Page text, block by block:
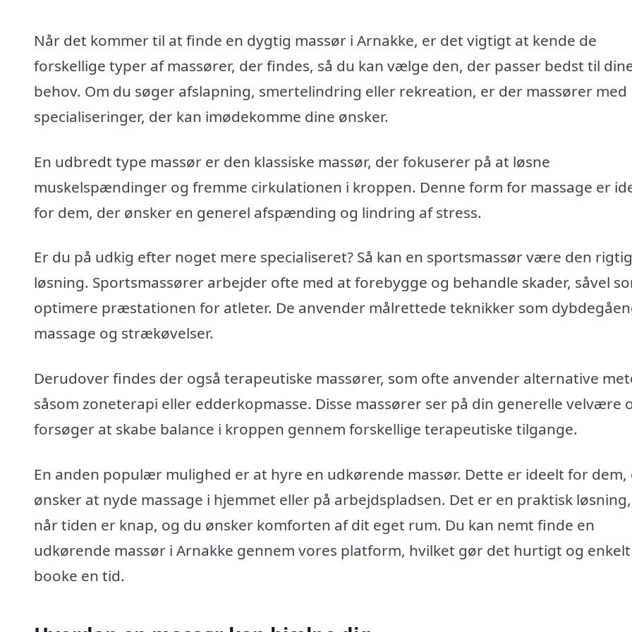
Når det kommer til at finde en dygtig massør i Arnakke, er det vigtigt at kende de
forskellige typer af massører, der findes, så du kan vælge den, der passer bedst til
behov. Om du søger afslapning, smertelindring eller rekreation, er der massører med
specialiseringer, der kan imødekomme dine ønsker.
En udbredt type massør er den klassiske massør, der fokuserer på at løsne
muskelspændinger og fremme cirkulationen i kroppen. Denne form for massage er
for dem, der ønsker en generel afspænding og lindring af stress.
Er du på udkig efter noget mere specialiseret? Så kan en sportsmassør være den
løsning. Sportsmassører arbejder ofte med at forebygge og behandle skader, såvel
optimere præstationen for atleter. De anvender målrettede teknikker som
massage og strækøvelser.
Derudover findes der også terapeutiske massører, som ofte anvender alternative
såsom zoneterapi eller edderkopmasse. Disse massører ser på din generelle velvære
forsøger at skabe balance i kroppen gennem forskellige terapeutiske tilgange.
En anden populær mulighed er at hyre en udkørende massør. Dette er ideelt for dem,
ønsker at nyde massage i hjemmet eller på arbejdspladsen. Det er en praktisk
når tiden er knap, og du ønsker komforten af dit eget rum. Du kan nemt finde en
udkørende massør i Arnakke gennem vores platform, hvilket gør det hurtigt og
booke en tid.